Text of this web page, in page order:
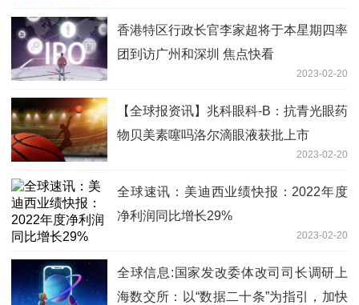
香港特区行政长官李家超将于本星期四率
团到访广州和深圳 焦点快看
2023-02-20
【全球报资讯】兆科眼科-B：抗青光眼药
物贝美素噻吗洛尔滴眼液获批上市
2023-02-20
全球速讯：美迪西业绩快报：2022年度
净利润同比增长29%
2023-02-20
全球信息:国家发改委体改司司长调研上
海数交所：以“数据二十条”为指引，加快